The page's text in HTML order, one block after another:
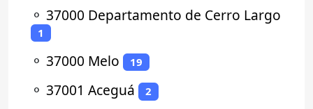
⚬ 37000 Departamento de Cerro Largo
1
⚬ 37000 Melo 19
⚬ 37001 Aceguá 2